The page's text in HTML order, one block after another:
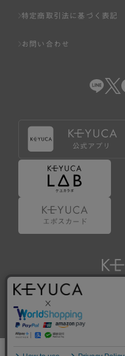
特定商取引法に基づく表記
お問い合わせ
Copyright ©